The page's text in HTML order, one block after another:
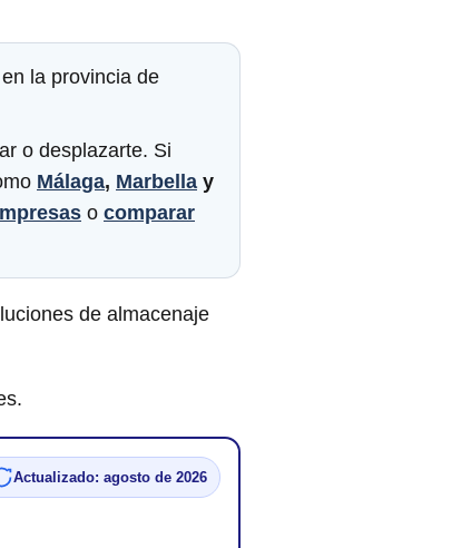
en la provincia de
o desplazarte. Si
Málaga, Marbella y
o comparar
de almacenaje
Actualizado: agosto de 2026